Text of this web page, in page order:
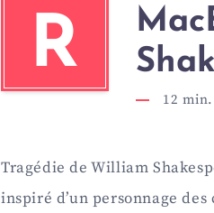
R
12
Tragédie de William
inspiré d’un personnage